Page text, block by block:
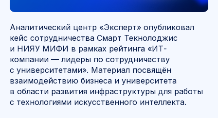
Аналитический центр «Эксперт» опубликовал
кейс сотрудничества Смарт Текнолоджис
и НИЯУ МИФИ в рамках рейтинга «ИТ-
компании — лидеры по сотрудничеству
с университетами». Материал посвящён
взаимодействию бизнеса и университета
в области развития инфраструктуры для работы
с технологиями искусственного интеллекта.